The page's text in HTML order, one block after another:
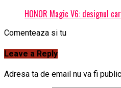
HONOR Magic V6: designul
Comenteaza si tu
Leave a Reply
Adresa ta de email nu va fi